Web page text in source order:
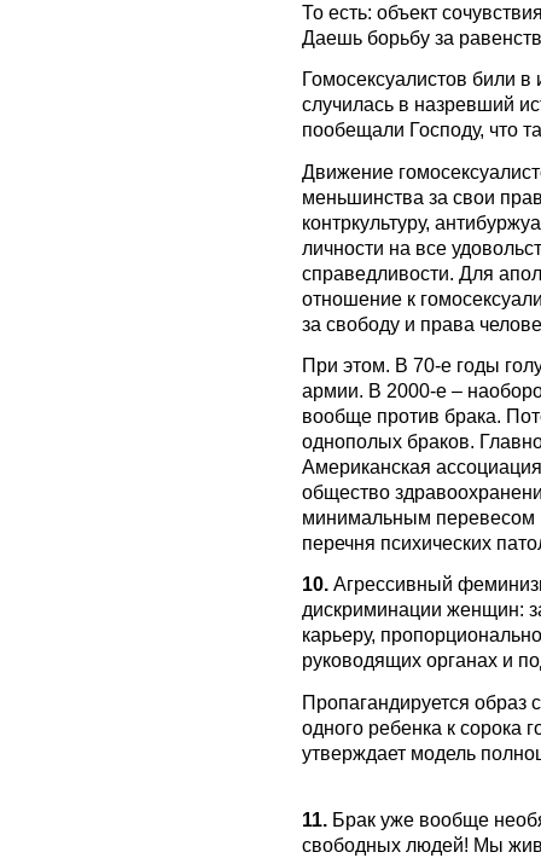
То есть: объект
Даешь борьбу за
Гомосексуалистов били в
случилась в назревший
пообещали Господу, что
Движение
меньшинства за свои
контркультуру,
личности на все
справедливости. Для
отношение к
за свободу и права
При этом. В 70-е годы
армии. В 2000-е –
вообще против брака.
однополых браков.
Американская
общество
минимальным перевесом
перечня психических
10. Агрессивный
дискриминации женщин:
карьеру,
руководящих органах и
Пропагандируется
одного ребенка к сорока
утверждает модель
11. Брак уже вообще
свободных людей! Мы